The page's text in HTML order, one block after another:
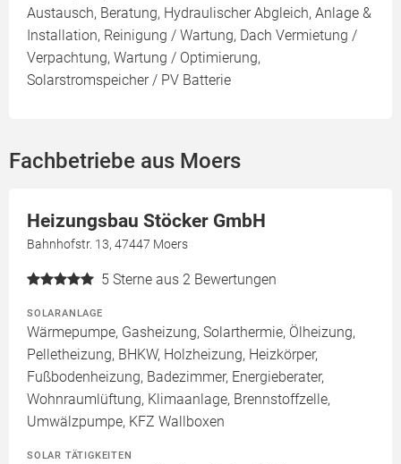
Austausch, Beratung, Hydraulischer Abgleich, Anlage &
Installation, Reinigung / Wartung, Dach Vermietung /
Verpachtung, Wartung / Optimierung,
Solarstromspeicher / PV Batterie
Fachbetriebe aus Moers
Heizungsbau Stöcker GmbH
Bahnhofstr. 13, 47447 Moers
5 Sterne aus 2 Bewertungen
SOLARANLAGE
Wärmepumpe, Gasheizung, Solarthermie, Ölheizung,
Pelletheizung, BHKW, Holzheizung, Heizkörper,
Fußbodenheizung, Badezimmer, Energieberater,
Wohnraumlüftung, Klimaanlage, Brennstoffzelle,
Umwälzpumpe, KFZ Wallboxen
SOLAR TÄTIGKEITEN